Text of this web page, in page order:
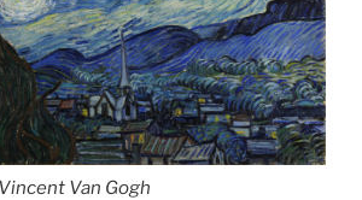
Van Gogh